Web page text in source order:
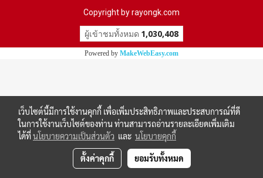
Copyright by rayongk.com
ผู้เข้าชมทั้งหมด 1,030,408
Powered by MakeWebEasy.com
เว็บไซต์นี้มีการใช้งานคุกกี้ เพื่อเพิ่มประสิทธิภาพและประสบการณ์ที่ดี
ในการใช้งานเว็บไซต์ของท่าน ท่านสามารถอ่านรายละเอียดเพิ่มเติม
ได้ที่นโยบายความเป็นส่วนตัว และ นโยบายคุกกี้
ตั้งค่าคุกกี้ ยอมรับทั้งหมด